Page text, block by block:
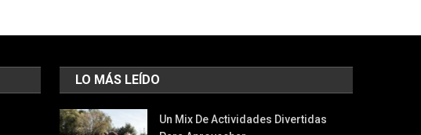
LO MÁS LEÍDO
Un Mix De Actividades Divertidas